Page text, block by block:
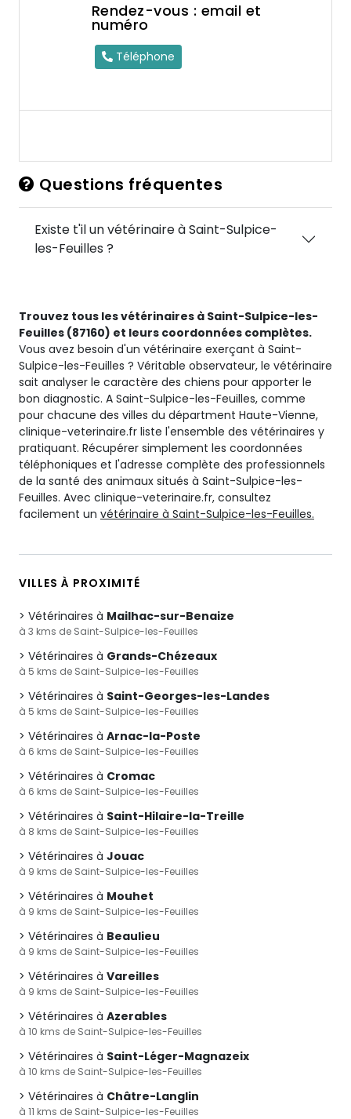
Rendez-vous : email et
numéro
Téléphone
Questions fréquentes
Existe t'il un vétérinaire à Saint-Sulpice-
les-Feuilles ?
Trouvez tous les vétérinaires à Saint-Sulpice-les-
Feuilles (87160) et leurs coordonnées complètes.
Vous avez besoin d'un vétérinaire exerçant à Saint-
Sulpice-les-Feuilles ? Véritable observateur, le vétérinaire
sait analyser le caractère des chiens pour apporter le
bon diagnostic. A Saint-Sulpice-les-Feuilles, comme
pour chacune des villes du départment Haute-Vienne,
clinique-veterinaire.fr liste l'ensemble des vétérinaires y
pratiquant. Récupérer simplement les coordonnées
téléphoniques et l'adresse complète des professionnels
de la santé des animaux situés à Saint-Sulpice-les-
Feuilles. Avec clinique-veterinaire.fr, consultez
facilement un vétérinaire à Saint-Sulpice-les-Feuilles.
VILLES À PROXIMITÉ
Vétérinaires à Mailhac-sur-Benaize
à 3 kms de Saint-Sulpice-les-Feuilles
Vétérinaires à Grands-Chézeaux
à 5 kms de Saint-Sulpice-les-Feuilles
Vétérinaires à Saint-Georges-les-Landes
à 5 kms de Saint-Sulpice-les-Feuilles
Vétérinaires à Arnac-la-Poste
à 6 kms de Saint-Sulpice-les-Feuilles
Vétérinaires à Cromac
à 6 kms de Saint-Sulpice-les-Feuilles
Vétérinaires à Saint-Hilaire-la-Treille
à 8 kms de Saint-Sulpice-les-Feuilles
Vétérinaires à Jouac
à 9 kms de Saint-Sulpice-les-Feuilles
Vétérinaires à Mouhet
à 9 kms de Saint-Sulpice-les-Feuilles
Vétérinaires à Beaulieu
à 9 kms de Saint-Sulpice-les-Feuilles
Vétérinaires à Vareilles
à 9 kms de Saint-Sulpice-les-Feuilles
Vétérinaires à Azerables
à 10 kms de Saint-Sulpice-les-Feuilles
Vétérinaires à Saint-Léger-Magnazeix
à 10 kms de Saint-Sulpice-les-Feuilles
Vétérinaires à Châtre-Langlin
à 11 kms de Saint-Sulpice-les-Feuilles